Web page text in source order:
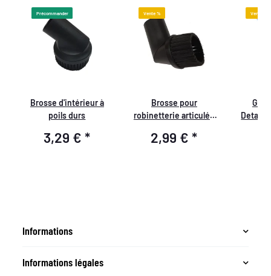
Précommander
Brosse d'intérieur à
poils durs
3,29 €*
Vente %
Brosse pour
robinetterie articulée
2,99 €*
Vente %
Informations
Informations légales